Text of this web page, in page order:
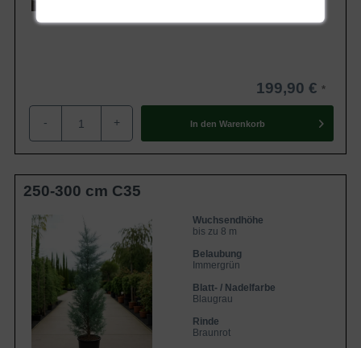
199,90 €
- + In den Warenkorb
250-300 cm C35
Wuchsendhöhe
bis zu 8 m
Belaubung
Immergrün
Blatt- / Nadelfarbe
Blaugrau
Rinde
Braunrot